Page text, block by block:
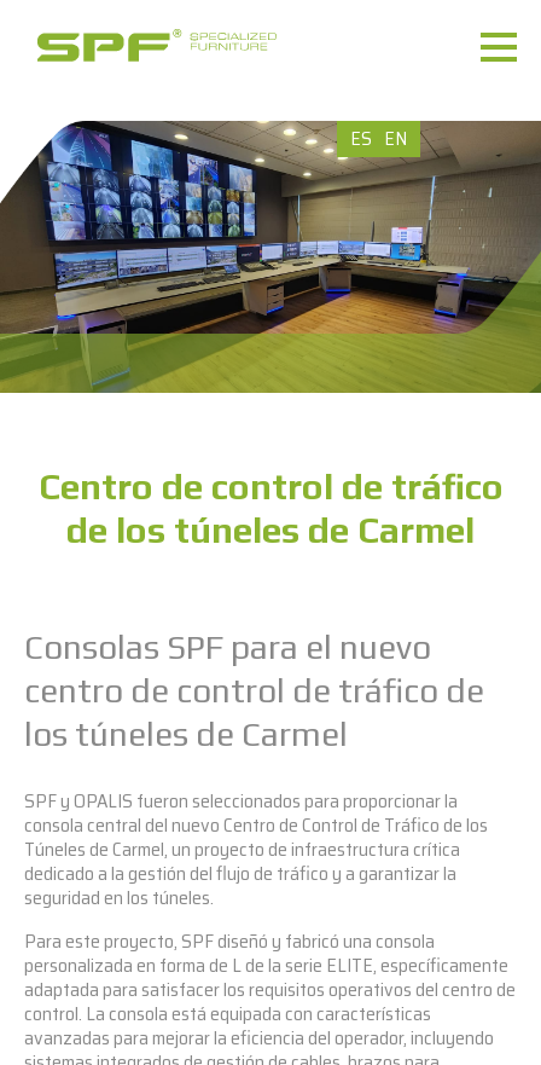
ES EN
Centro de control de tráfico
de los túneles de Carmel
Consolas SPF para el nuevo
centro de control de tráfico de
los túneles de Carmel
SPF y OPALIS fueron seleccionados para proporcionar la
consola central del nuevo Centro de Control de Tráfico de los
Túneles de Carmel, un proyecto de infraestructura crítica
dedicado a la gestión del flujo de tráfico y a garantizar la
seguridad en los túneles.
Para este proyecto, SPF diseñó y fabricó una consola
personalizada en forma de L de la serie ELITE, específicamente
adaptada para satisfacer los requisitos operativos del centro de
control. La consola está equipada con características
avanzadas para mejorar la eficiencia del operador, incluyendo